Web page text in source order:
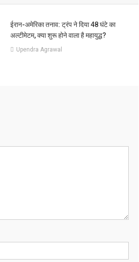
ईरान-अमेरिका तनाव: ट्रंप ने दिया 48 घंटे का
अल्टीमेटम, क्या शुरू होने वाला है महायुद्ध?
Upendra Agrawal